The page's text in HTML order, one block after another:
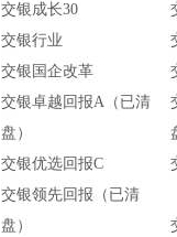
交银成长30
交银行业
交银国企改革
交银卓越回报A（已清
盘）
交银优选回报C
交银领先回报（已清
盘）